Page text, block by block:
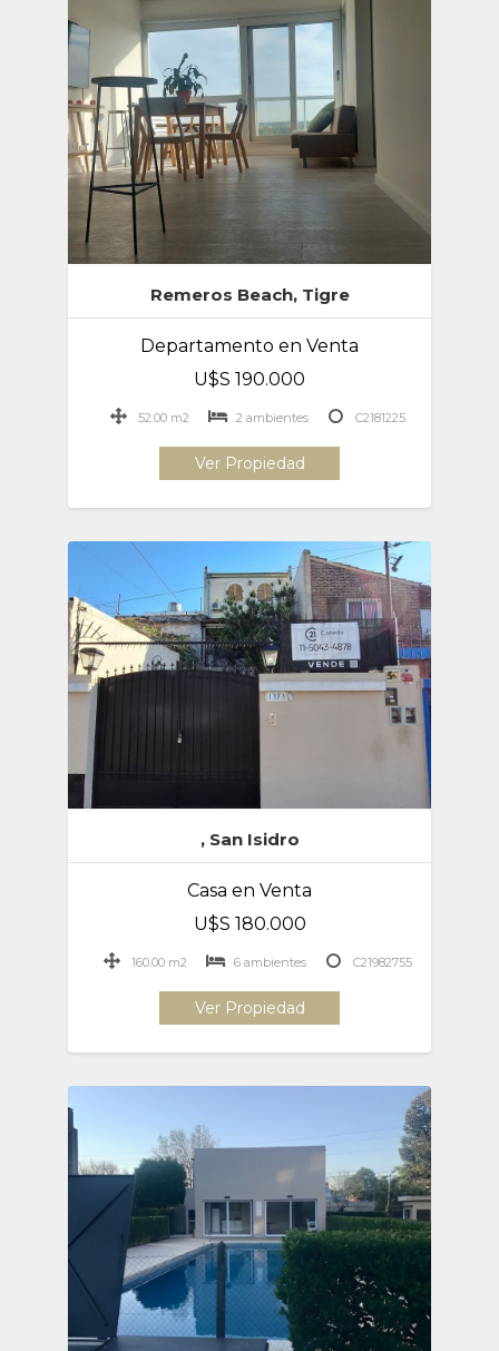
Remeros Beach, Tigre
Departamento en Venta
U$S 190.000
52.00 m2 2 ambientes C2181225
Ver Propiedad
, San Isidro
Casa en Venta
U$S 180.000
160.00 m2 6 ambientes C21982755
Ver Propiedad